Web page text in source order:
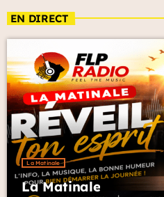
EN DIRECT
La Matinale
La Matinale